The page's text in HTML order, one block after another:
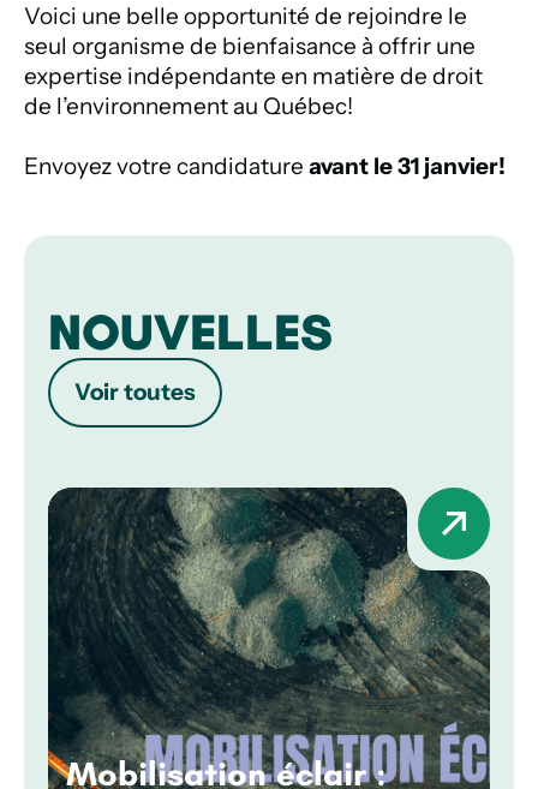
Voici une belle opportunité de rejoindre le
seul organisme de bienfaisance à offrir une
expertise indépendante en matière de droit
de l’environnement au Québec!
Envoyez votre candidature avant le 31 janvier!
NOUVELLES
Voir toutes
Mobilisation éclair :